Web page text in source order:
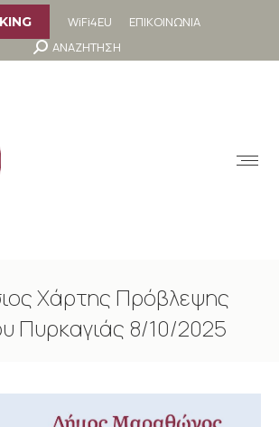
WiFi4EU
ΕΠΙΚΟΙΝΩΝΙΑ
Search:
ΑΝΑΖΗΤΗΣΗ
Χάρτης Πρόβλεψης
Πυρκαγιάς 8/10/2025